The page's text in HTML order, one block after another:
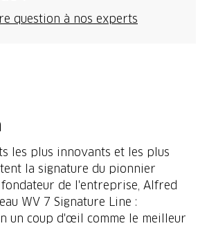
question à nos experts
les plus innovants et les plus
la signature du pionnier
de l'entreprise, Alfred
WV 7 Signature Line :
un coup d'œil comme le meilleur